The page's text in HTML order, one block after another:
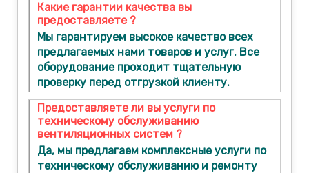
Какие гарантии качества вы
предоставляете ?
Мы гарантируем высокое качество всех
предлагаемых нами товаров и услуг. Все
оборудование проходит тщательную
проверку перед отгрузкой клиенту.
Предоставляете ли вы услуги по
техническому обслуживанию
вентиляционных систем ?
Да, мы предлагаем комплексные услуги по
техническому обслуживанию и ремонту